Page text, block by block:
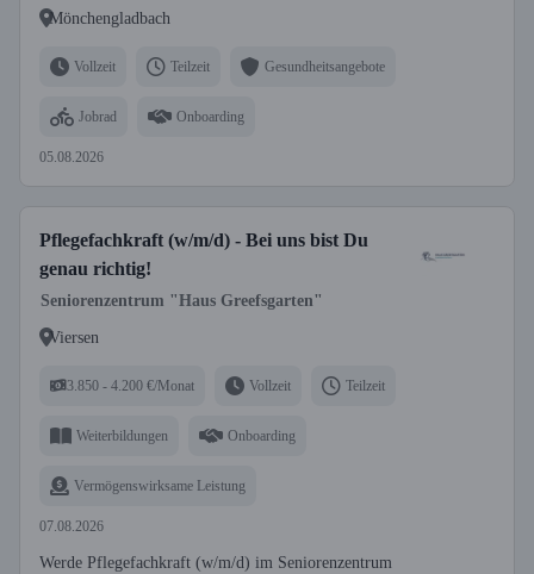
Mönchengladbach
Vollzeit Teilzeit Gesundheitsangebote
Jobrad Onboarding
05.08.2026
Pflegefachkraft (w/m/d) - Bei uns bist Du
genau richtig!
Seniorenzentrum "Haus Greefsgarten"
Viersen
3.850 - 4.200 €/Monat Vollzeit Teilzeit
Weiterbildungen Onboarding
Vermögenswirksame Leistung
07.08.2026
Werde Pflegefachkraft (w/m/d) im Seniorenzentrum